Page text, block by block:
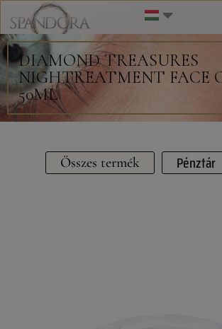
DIAMOND TREASURES
NIGHTREATMENT FACE
50ML
Összes termék Pénztár